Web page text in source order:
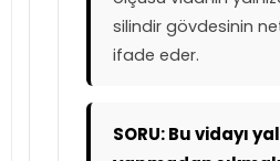
silindir gövdesinin
ifade eder.
SORU: Bu vidayı